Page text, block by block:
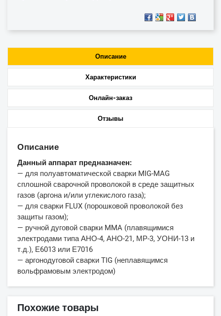
Описание
Характеристики
Онлайн-заказ
Отзывы
Описание
Данный аппарат предназначен:
— для полуавтоматической сварки MIG-MAG
сплошной сварочной проволокой в среде защитных
газов (аргона и/или углекислого газа);
— для сварки FLUX (порошковой проволокой без
защиты газом);
— ручной дуговой сварки MMA (плавящимися
электродами типа АНО-4, АНО-21, МР-3, УОНИ-13 и
т.д.), Е6013 или Е7016
— аргонодуговой сварки TIG (неплавящимся
вольфрамовым электродом)
Похожие товары